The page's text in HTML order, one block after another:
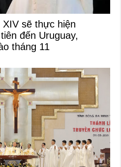
sẽ thực hiện
đến Uruguay,
tháng 11